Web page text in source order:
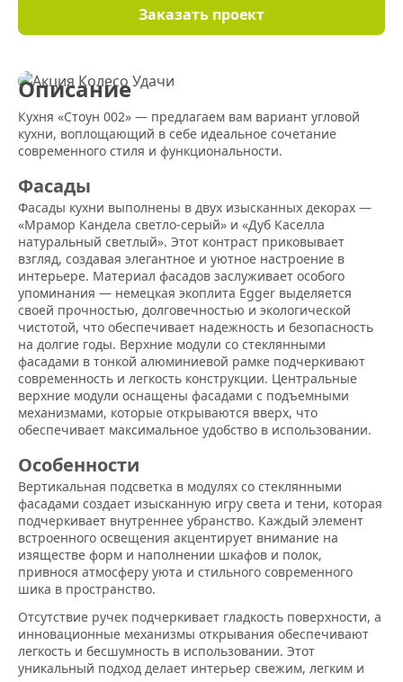
Заказать проект
Описание
Кухня «Стоун 002» — предлагаем вам вариант угловой
кухни, воплощающий в себе идеальное сочетание
современного стиля и функциональности.
Фасады
Фасады кухни выполнены в двух изысканных декорах —
«Мрамор Кандела светло-серый» и «Дуб Каселла
натуральный светлый». Этот контраст приковывает
взгляд, создавая элегантное и уютное настроение в
интерьере. Материал фасадов заслуживает особого
упоминания — немецкая экоплита Egger выделяется
своей прочностью, долговечностью и экологической
чистотой, что обеспечивает надежность и безопасность
на долгие годы. Верхние модули со стеклянными
фасадами в тонкой алюминиевой рамке подчеркивают
современность и легкость конструкции. Центральные
верхние модули оснащены фасадами с подъемными
механизмами, которые открываются вверх, что
обеспечивает максимальное удобство в использовании.
Особенности
Вертикальная подсветка в модулях со стеклянными
фасадами создает изысканную игру света и тени, которая
подчеркивает внутреннее убранство. Каждый элемент
встроенного освещения акцентирует внимание на
изяществе форм и наполнении шкафов и полок,
привнося атмосферу уюта и стильного современного
шика в пространство.
Отсутствие ручек подчеркивает гладкость поверхности, а
инновационные механизмы открывания обеспечивают
легкость и бесшумность в использовании. Этот
уникальный подход делает интерьер свежим, легким и